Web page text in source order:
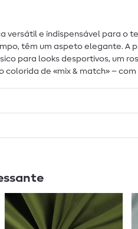
versátil e indispensável para
têm um aspeto elegante. A
para looks desportivos, um
colorida de «mix & match» –